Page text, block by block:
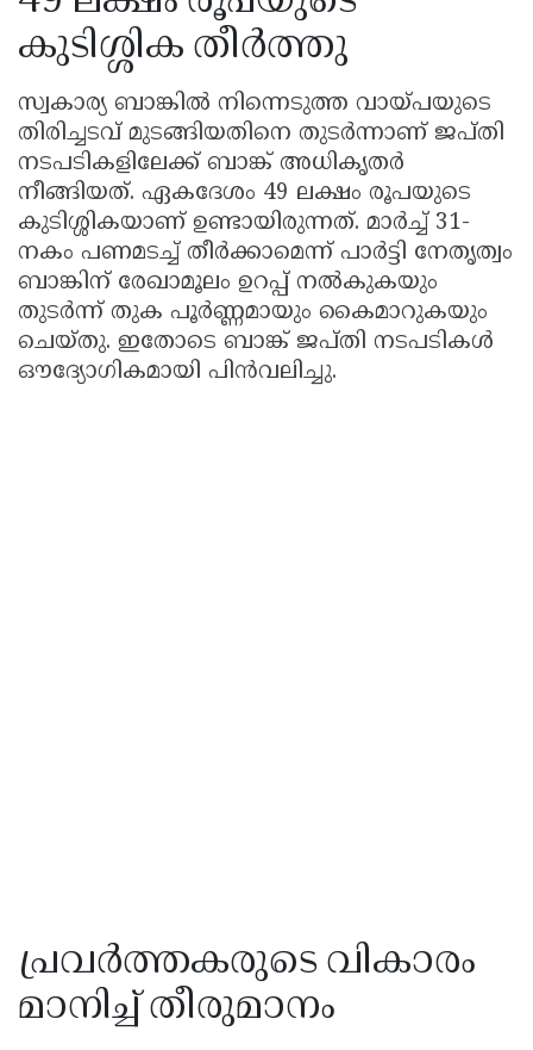
കുടിശ്ശിക തീർത്തു
സ്വകാര്യ ബാങ്കിൽ നിന്നെടുത്ത വായ്പയുടെ
തിരിച്ചടവ് മുടങ്ങിയതിനെ തുടർന്നാണ് ജപ്തി
നടപടികളിലേക്ക് ബാങ്ക് അധികൃതർ
നീങ്ങിയത്. ഏകദേശം 49 ലക്ഷം രൂപയുടെ
കുടിശ്ശികയാണ് ഉണ്ടായിരുന്നത്. മാർച്ച് 31-
നകം പണമടച്ച് തീർക്കാമെന്ന് പാർട്ടി നേതൃത്വം
ബാങ്കിന് രേഖാമൂലം ഉറപ്പ് നൽകുകയും
തുടർന്ന് തുക പൂർണ്ണമായും കൈമാറുകയും
ചെയ്തു. ഇതോടെ ബാങ്ക് ജപ്തി നടപടികൾ
ഔദ്യോഗികമായി പിൻവലിച്ചു.
പ്രവർത്തകരുടെ വികാരം
മാനിച്ച് തീരുമാനം